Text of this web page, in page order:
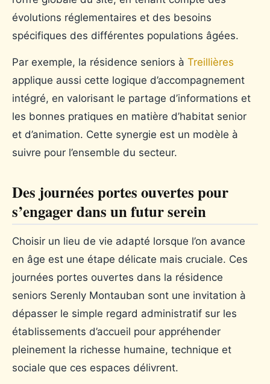
évolutions réglementaires et des besoins
spécifiques des différentes populations âgées.
Par exemple, la résidence seniors à Treillières
applique aussi cette logique d’accompagnement
intégré, en valorisant le partage d’informations et
les bonnes pratiques en matière d’habitat senior
et d’animation. Cette synergie est un modèle à
suivre pour l’ensemble du secteur.
Des journées portes ouvertes pour
s’engager dans un futur serein
Choisir un lieu de vie adapté lorsque l’on avance
en âge est une étape délicate mais cruciale. Ces
journées portes ouvertes dans la résidence
seniors Serenly Montauban sont une invitation à
dépasser le simple regard administratif sur les
établissements d’accueil pour appréhender
pleinement la richesse humaine, technique et
sociale que ces espaces délivrent.